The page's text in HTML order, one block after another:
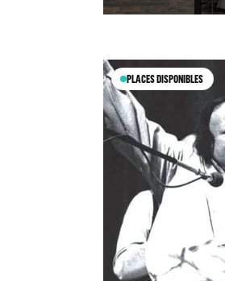
PLACES DISPONIBLES